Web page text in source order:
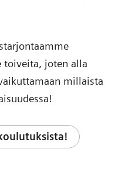
toiveita, joten alla
millaista